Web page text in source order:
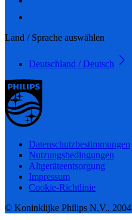
Land / Sprache auswählen
Deutschland / Deutsch
Datenschutzbestimmungen
Nutzungsbedingungen
Altgeräteentsorgung
Impressum
Cookie-Richtlinie
© Koninklijke Philips N.V., 2004